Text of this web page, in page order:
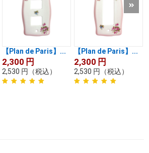
【Plan de Paris】...
2,300 円
2,530 円 （税込）
【Plan de Paris】...
2,300 円
2,530 円 （税込）